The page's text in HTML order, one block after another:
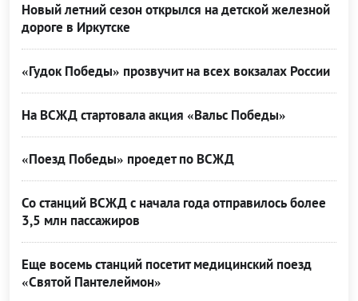
Новый летний сезон открылся на детской железной
дороге в Иркутске
«Гудок Победы» прозвучит на всех вокзалах России
На ВСЖД стартовала акция «Вальс Победы»
«Поезд Победы» проедет по ВСЖД
Со станций ВСЖД с начала года отправилось более
3,5 млн пассажиров
Еще восемь станций посетит медицинский поезд
«Святой Пантелеймон»